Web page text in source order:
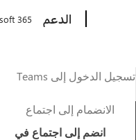
الدعم 365
تسجيل الدخول إلى Teams
الانضمام إلى اجتماع
انضم إلى اجتماع في